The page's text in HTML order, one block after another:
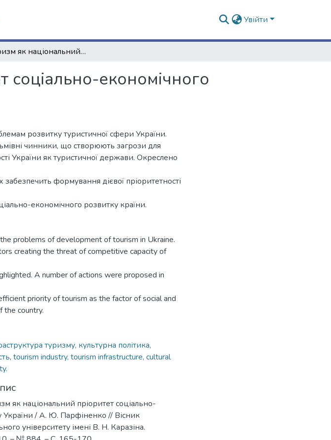
Увійти
Туризм як національний пріоритет соціально-економічного розвитку України
соціально-економічного
розвитку туристичної сфери України.
чинники, що створюють загрози для
України як туристичної держави. Окреслено
забезпечить формування дієвої пріоритетності
економічного розвитку країни.
problems of development of tourism in Ukraine.
creating the threat of competitive capacity of
A number of actions were proposed in
priority of tourism as the factor of social and
the country.
туризму, культурна політика,
, tourism industry, tourism infrastructure, cultural
як національний пріоритет соціально-
України / А. Ю. Парфіненко // Вісник
університету імені В. Н. Каразіна.